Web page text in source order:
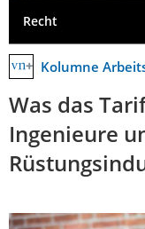
Recht
Kolumne
Was das
Ingenieure